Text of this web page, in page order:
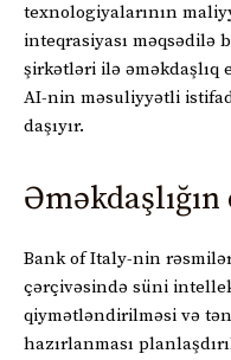
texnologiyalarının
inteqrasiyası məqsədilə
şirkətləri ilə əməkdaşlıq
AI-nin məsuliyyətli
daşıyır.
Bank of Italy-nin
çərçivəsində süni
qiymətləndirilməsi və
hazırlanması